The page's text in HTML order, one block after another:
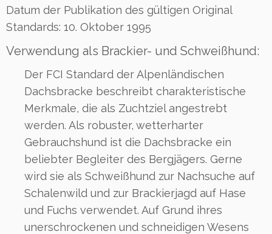
Datum der Publikation des gültigen Original
Standards: 10. Oktober 1995
Verwendung als Brackier- und Schweißhund:
Der FCI Standard der Alpenländischen
Dachsbracke beschreibt charakteristische
Merkmale, die als Zuchtziel angestrebt
werden. Als robuster, wetterharter
Gebrauchshund ist die Dachsbracke ein
beliebter Begleiter des Bergjägers. Gerne
wird sie als Schweißhund zur Nachsuche auf
Schalenwild und zur Brackierjagd auf Hase
und Fuchs verwendet. Auf Grund ihres
unerschrockenen und schneidigen Wesens